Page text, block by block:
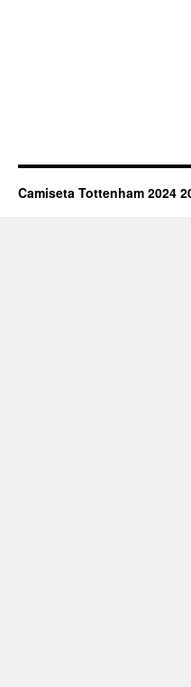
Camiseta Tottenham 2024